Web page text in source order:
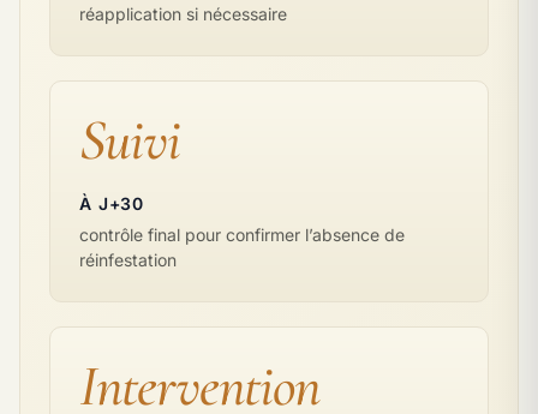
réapplication si nécessaire
Suivi
À J+30
contrôle final pour confirmer l’absence de
réinfestation
Intervention